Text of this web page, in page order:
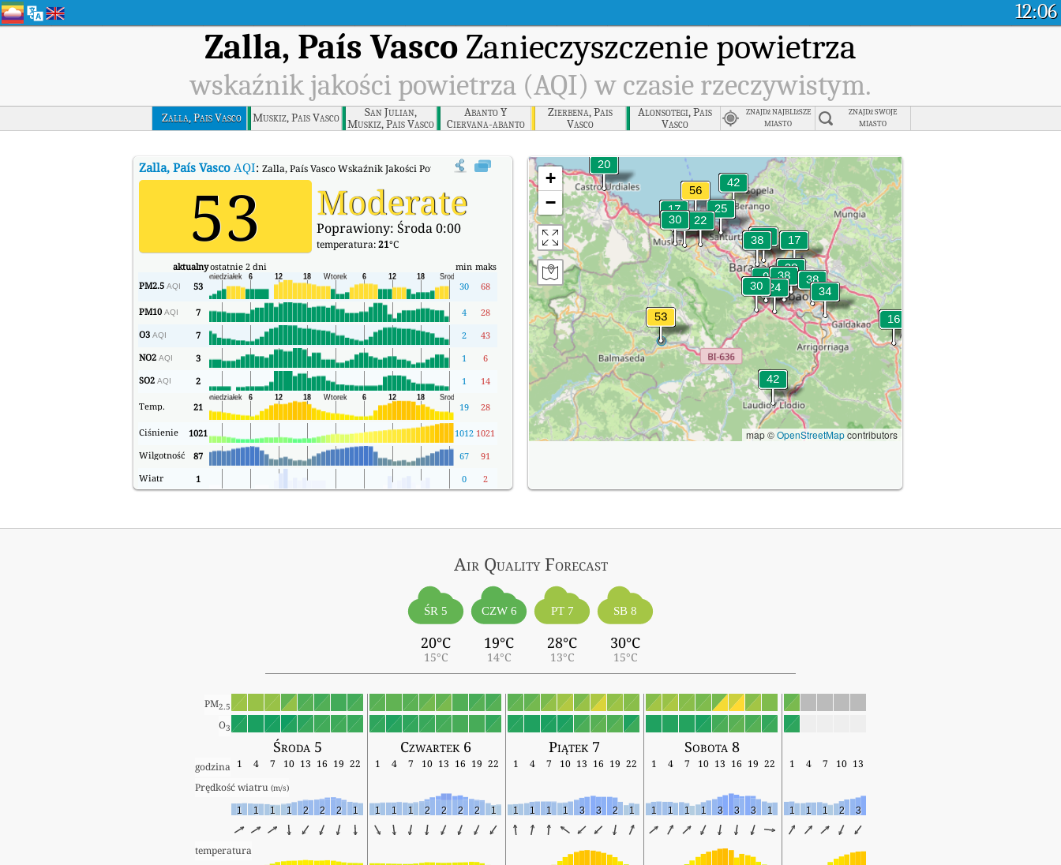
12:06
Zalla, País Vasco Zanieczyszczenie powietrza
wskaźnik jakości powietrza (AQI) w czasie rzeczywistym.
Zalla, Pais Vasco Muskiz, Pais Vasco
San Julian,
Muskiz, Pais Vasco
Abanto Y
Ciervana-abanto
Zierbena, Pais
Zierbena, Pais
Vasco
Alonsotegi, Pais
Vasco
ZNAJDź NAJBLIżSZE
MIASTO
ZNAJDź SWOJE
MIASTO
Zalla, País VascoAQI: Zalla, País Vasco Wskaźnik Jakości Powietrza (AQI) w czasie rzeczywistym.
53 Moderate
Poprawiony: Środa 0:00
temperatura:21°C
aktualnyostatnie 2 dni min maks
PM2.5 AQI 53 30 68
PM10 AQI 7 4
28
O3 AQI 7 2
43
NO2 AQI 3 1
6
SO2 AQI 2 1 14
Temp. 21 19 28
Ciśnienie 1021 1012 1021
Wilgotność
87 67
91
Wiatr
1 0 2
+
−
map ©OpenStreetMapcontributors
Air QualityForecast
ŚR 5
20°C
15°C
CZW 6
19°C
14°C
PT 7
28°C
13°C
SB 8
30°C
15°C
PM2.5
O3
Środa 5 Czwartek 6 Piątek 7 Sobota 8
godzina 1 4 7 10 13 16 19 22 1 4 7 10 13 16 19 22 1 4 7 10 13 16 19 22 1 4 7 10 13 16 19 22 1 4 7 10 13
Prędkość wiatru (m/s)
1 1 1 1 2 2 2 1 1 1 1 2 2 2 2 1 1 1 1 1 3 3 2 1 1 1 1 1 3 3 3 1 1 1 1 2 3
temperatura